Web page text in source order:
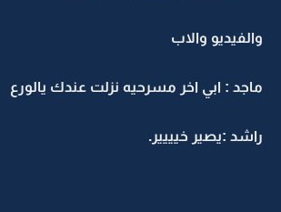
والفيديو والاب
ماجد : ابي اخر مسرحيه نزلت عندك يالورع
راشد :يصير خيييير.